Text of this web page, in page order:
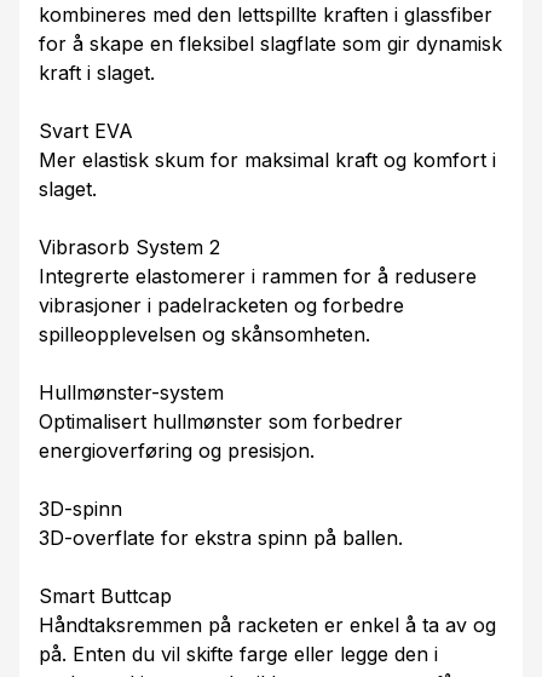
kombineres med den lettspillte kraften i glassfiber
for å skape en fleksibel slagflate som gir dynamisk
kraft i slaget.
Svart EVA
Mer elastisk skum for maksimal kraft og komfort i
slaget.
Vibrasorb System 2
Integrerte elastomerer i rammen for å redusere
vibrasjoner i padelracketen og forbedre
spilleopplevelsen og skånsomheten.
Hullmønster-system
Optimalisert hullmønster som forbedrer
energioverføring og presisjon.
3D-spinn
3D-overflate for ekstra spinn på ballen.
Smart Buttcap
Håndtaksremmen på racketen er enkel å ta av og
på. Enten du vil skifte farge eller legge den i